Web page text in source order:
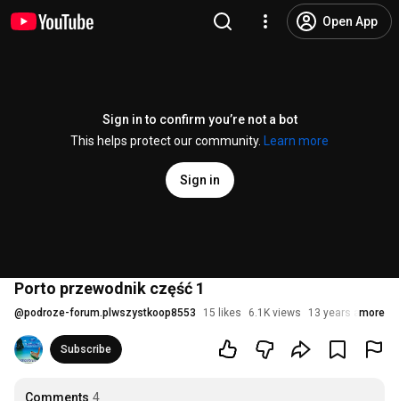
Open App
Sign in to confirm you’re not a bot
This helps protect our community.
Learn more
Sign in
Porto przewodnik część 1
@podroze-forum.plwszystkoop8553 15 likes 6.1K views 13 years agomore
Subscribe
Comments 4